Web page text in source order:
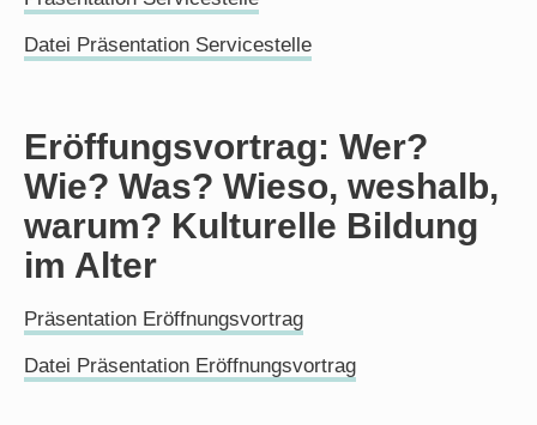
Datei Präsentation Servicestelle
Eröffungsvortrag: Wer?
Wie? Was? Wieso, weshalb,
warum? Kulturelle Bildung
im Alter
Präsentation Eröffnungsvortrag
Datei Präsentation Eröffnungsvortrag